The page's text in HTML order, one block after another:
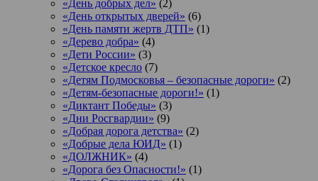
«День добрых дел» (2)
«День открытых дверей» (6)
«День памяти жертв ДТП» (1)
«Дерево добра» (4)
«Дети России» (3)
«Детское кресло (7)
«Детям Подмосковья – безопасные дороги» (2)
«Детям-безопасные дороги!» (1)
«Диктант Победы» (3)
«Дни Росгвардии» (9)
«Добрая дорога детства» (2)
«Добрые дела ЮИД» (1)
«ДОЛЖНИК» (4)
«Дорога без Опасности!» (1)